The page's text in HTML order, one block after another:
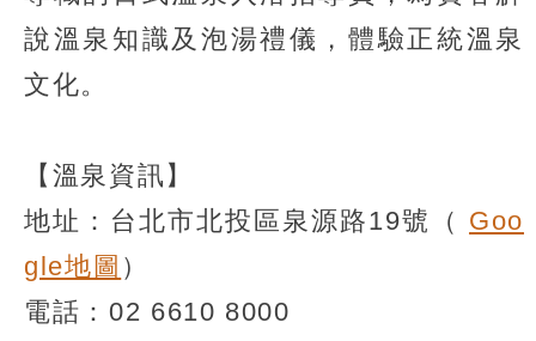
說溫泉知識及泡湯禮儀，體驗正統溫泉
文化。
【溫泉資訊】
地址：台北市北投區泉源路19號（ Goo
gle地圖 ）
電話：02 6610 8000